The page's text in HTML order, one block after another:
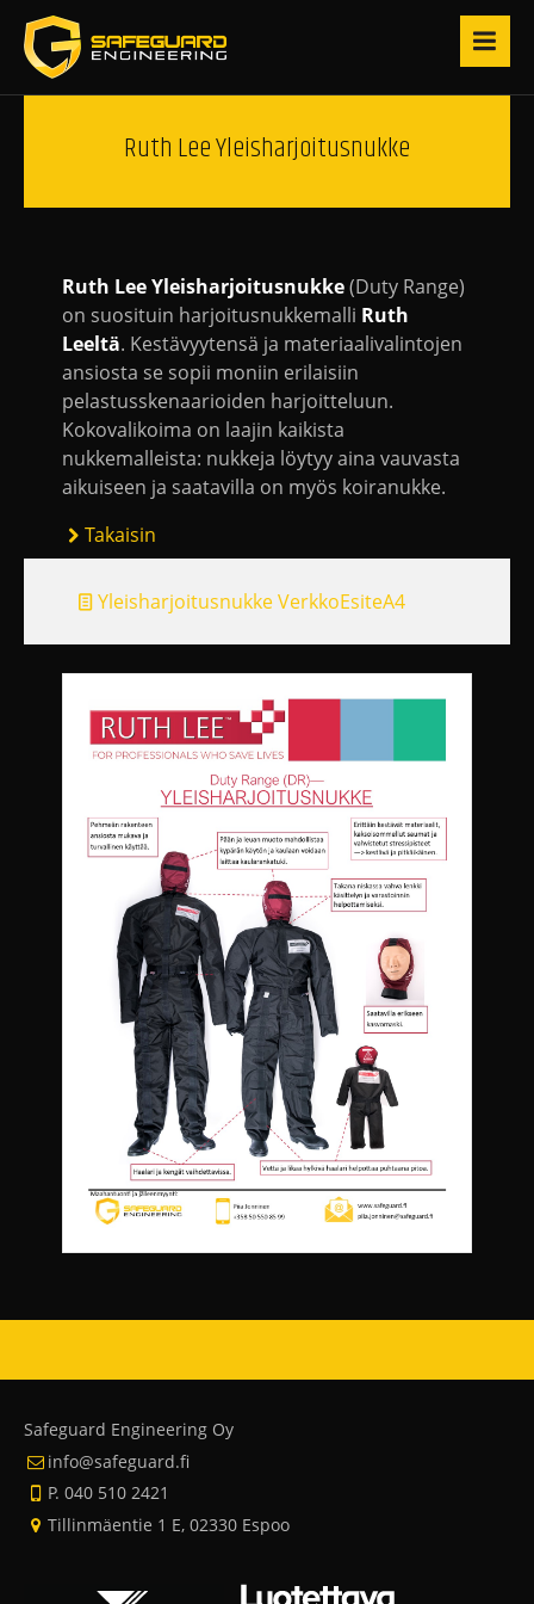
Ruth Lee Yleisharjoitusnukke
Ruth LeeYleisharjoitusnukke(Duty Range)
on suosituin harjoitusnukkemalli Ruth
Leeltä. Kestävyytensä ja materiaalivalintojen
ansiosta se sopii moniin erilaisiin
pelastusskenaarioiden harjoitteluun.
Kokovalikoima on laajin kaikista
nukkemalleista: nukkeja löytyy aina vauvasta
aikuiseen ja saatavilla on myös koiranukke.
Takaisin
Yleisharjoitusnukke VerkkoEsiteA4
Safeguard Engineering Oy
info@safeguard.fi
P. 040 510 2421
Tillinmäentie 1 E, 02330 Espoo